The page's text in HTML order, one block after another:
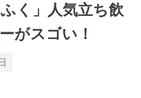
く」人気立ち飲
がスゴい！